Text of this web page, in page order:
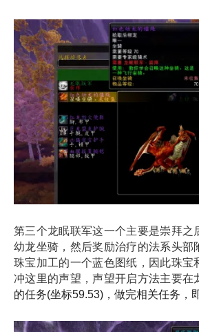
第三个龙眠联军这一个主要是崇拜之
幼龙坐骑，然后奖励治疗的法系头部
珠宝加工的一个蓝色图纸，因此珠宝
冲这里的声望，声望开启方法主要在
的任务(坐标59.53)，做完相关任务，